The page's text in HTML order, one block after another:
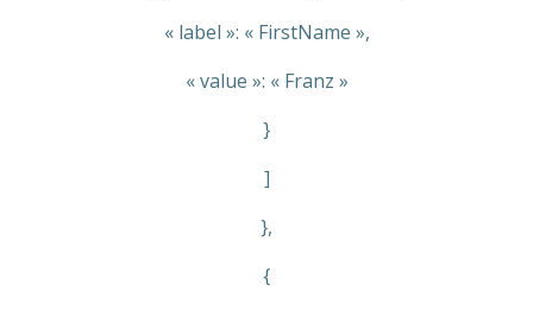
« label »: « FirstName »,
« value »: « Franz »
}
]
},
{